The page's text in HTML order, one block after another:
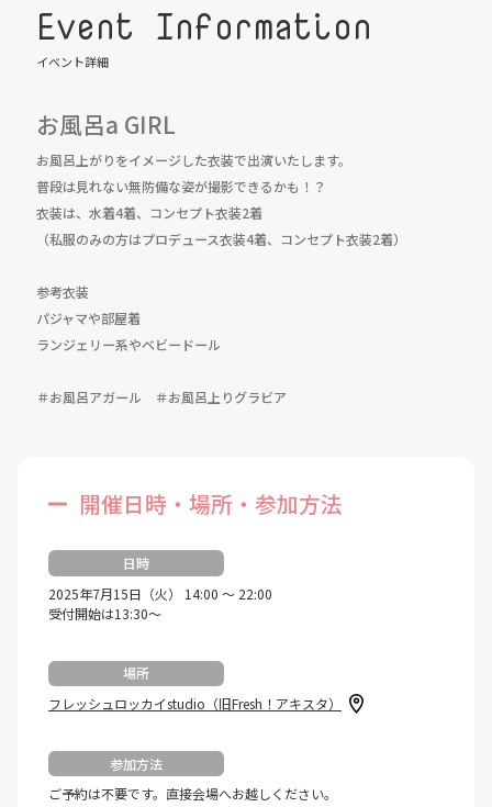
Event Information
イベント詳細
お風呂a GIRL
お風呂上がりをイメージした衣装で出演いたします。
普段は見れない無防備な姿が撮影できるかも！？
衣装は、水着4着、コンセプト衣装2着
（私服のみの方はプロデュース衣装4着、コンセプト衣装2着）
参考衣装
パジャマや部屋着
ランジェリー系やベビードール
＃お風呂アガール ＃お風呂上りグラビア
開催日時・場所・参加方法
日時
2025年7月15日（火） 14:00 ～ 22:00
受付開始は13:30～
場所
フレッシュロッカイstudio（旧Fresh！アキスタ）
参加方法
ご予約は不要です。直接会場へお越しください。